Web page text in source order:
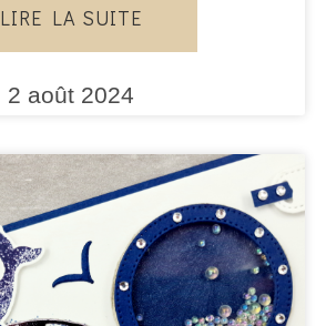
LIRE LA SUITE
2 août 2024